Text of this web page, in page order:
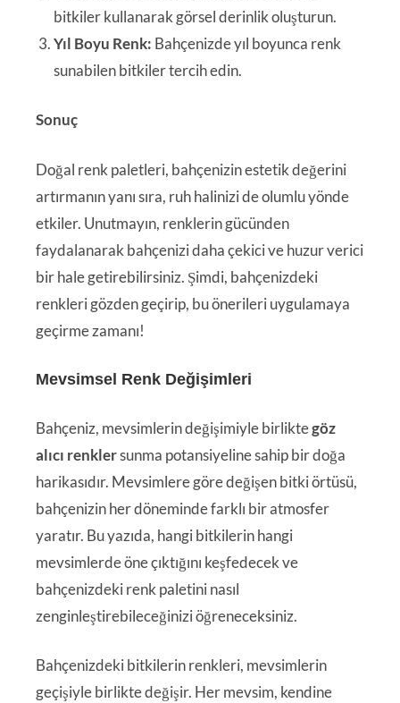
bitkiler kullanarak görsel derinlik oluşturun.
Yıl Boyu Renk: Bahçenizde yıl boyunca renk
sunabilen bitkiler tercih edin.
Sonuç
Doğal renk paletleri, bahçenizin estetik değerini
artırmanın yanı sıra, ruh halinizi de olumlu yönde
etkiler. Unutmayın, renklerin gücünden
faydalanarak bahçenizi daha çekici ve huzur verici
bir hale getirebilirsiniz. Şimdi, bahçenizdeki
renkleri gözden geçirip, bu önerileri uygulamaya
geçirme zamanı!
Mevsimsel Renk Değişimleri
Bahçeniz, mevsimlerin değişimiyle birliktegöz
alıcı renklersunma potansiyeline sahip bir doğa
harikasıdır. Mevsimlere göre değişen bitki örtüsü,
bahçenizin her döneminde farklı bir atmosfer
yaratır. Bu yazıda, hangi bitkilerin hangi
mevsimlerde öne çıktığını keşfedecek ve
bahçenizdeki renk paletini nasıl
zenginleştirebileceğinizi öğreneceksiniz.
Bahçenizdeki bitkilerin renkleri, mevsimlerin
geçişiyle birlikte değişir. Her mevsim, kendine